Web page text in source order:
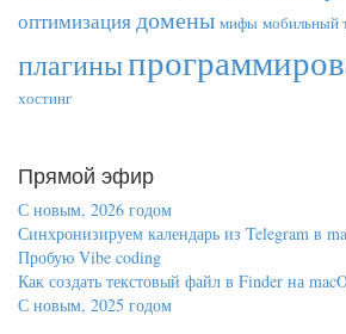
оптимизациядомены мифы мобильный
плагины
хостинг
Прямой эфир
С новым, 2026 годом
Синхронизируем календарь из Telegram в
Пробую Vibe coding
Как создать текстовый файл в Finder на
С новым, 2025 годом